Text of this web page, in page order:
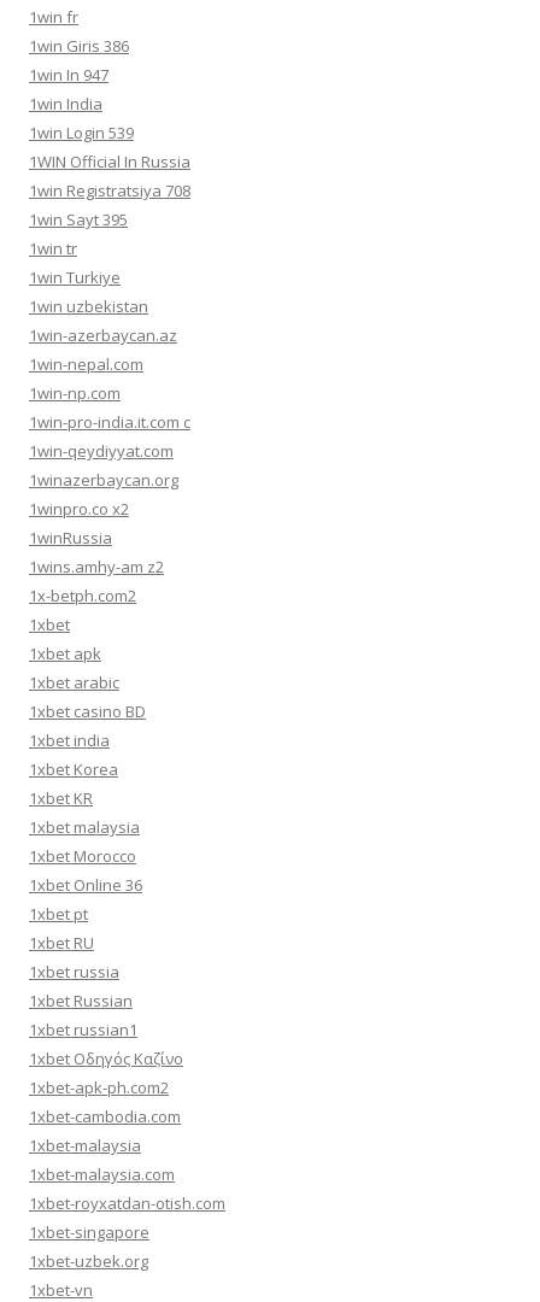
1win fr
1win Giris 386
1win In 947
1win India
1win Login 539
1WIN Official In Russia
1win Registratsiya 708
1win Sayt 395
1win tr
1win Turkiye
1win uzbekistan
1win-azerbaycan.az
1win-nepal.com
1win-np.com
1win-pro-india.it.com c
1win-qeydiyyat.com
1winazerbaycan.org
1winpro.co x2
1winRussia
1wins.amhy-am z2
1x-betph.com2
1xbet
1xbet apk
1xbet arabic
1xbet casino BD
1xbet india
1xbet Korea
1xbet KR
1xbet malaysia
1xbet Morocco
1xbet Online 36
1xbet pt
1xbet RU
1xbet russia
1xbet Russian
1xbet russian1
1xbet Οδηγός Καζίνο
1xbet-apk-ph.com2
1xbet-cambodia.com
1xbet-malaysia
1xbet-malaysia.com
1xbet-royxatdan-otish.com
1xbet-singapore
1xbet-uzbek.org
1xbet-vn